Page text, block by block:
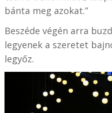
bánta meg azokat.”
Beszéde végén arra
legyenek a szeretet
legyőz.